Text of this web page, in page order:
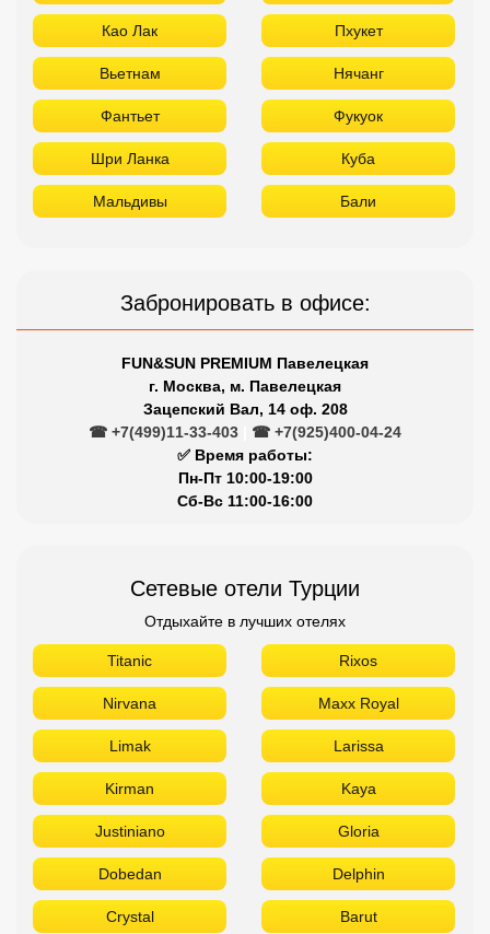
Као Лак Пхукет
Вьетнам Нячанг
Фантьет Фукуок
Шри Ланка Куба
Мальдивы Бали
Забронировать в офисе:
FUN&SUN PREMIUM Павелецкая
г. Москва, м. Павелецкая
Зацепский Вал, 14 оф. 208
☎ +7(499)11-33-403
☎ +7(925)400-04-24
✅ Время работы:
Пн-Пт 10:00-19:00
Сб-Вс 11:00-16:00
Сетевые отели Турции
Отдыхайте в лучших отелях
Titanic Rixos
Nirvana Maxx Royal
Limak Larissa
Kirman Kaya
Justiniano Gloria
Dobedan Delphin
Crystal Barut